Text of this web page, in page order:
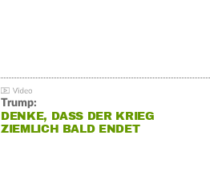
Trump:
DENKE, DASS DER KRIEG
ZIEMLICH BALD ENDET